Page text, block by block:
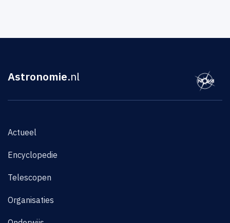
Astronomie.nl
Actueel
Encyclopedie
Telescopen
Organisaties